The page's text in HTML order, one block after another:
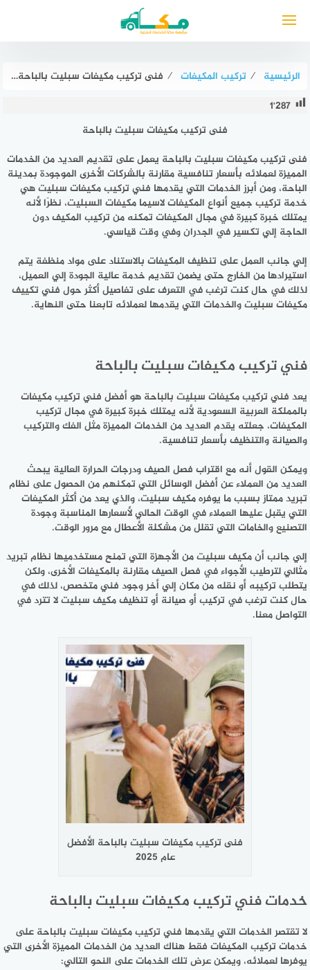
الرئيسية ⁄ تركيب المكيفات ⁄ فنى تركيب مكيفات سبليت بالباحة : للايجار | مكة لصيانة التكييفات
1٬287
فنى تركيب مكيفات سبليت بالباحة
فنى تركيب مكيفات سبليت بالباحة يعمل على تقديم العديد من الخدمات
المميزة لعملائه بأسعار تنافسية مقارنة بالشركات الأخرى الموجودة بمدينة
الباحة، ومن أبرز الخدمات التي يقدمها فني تركيب مكيفات سبليت هي
خدمة تركيب جميع أنواع المكيفات لاسيما مكيفات السبليت، نظرًا لأنه
يمتلك خبرة كبيرة في مجال المكيفات تمكنه من تركيب المكيف دون
الحاجة إلي تكسير في الجدران وفي وقت قياسي.
إلي جانب العمل على تنظيف المكيفات بالاستناد على مواد منظفة يتم
استيرادها من الخارج حتى يضمن تقديم خدمة عالية الجودة إلي العميل،
لذلك في حال كنت ترغب في التعرف على تفاصيل أكثر حول فني تكييف
مكيفات سبليت والخدمات التي يقدمها لعملائه تابعنا حتى النهاية.
فني تركيب مكيفات سبليت بالباحة
يعد فني تركيب مكيفات سبليت بالباحة هو أفضل فني تركيب مكيفات
بالمملكة العربية السعودية لأنه يمتلك خبرة كبيرة في مجال تركيب
المكيفات، جعلته يقدم العديد من الخدمات المميزة مثل الفك والتركيب
والصيانة والتنظيف بأسعار تنافسية.
ويمكن القول أنه مع اقتراب فصل الصيف ودرجات الحرارة العالية يبحث
العديد من العملاء عن أفضل الوسائل التي تمكنهم من الحصول على نظام
تبريد ممتاز بسبب ما يوفره مكيف سبليت، والذي يعد من أكثر المكيفات
التي يقبل عليها العملاء في الوقت الحالي لأسعارها المناسبة وجودة
التصنيع والخامات التي تقلل من مشكلة الأعطال مع مرور الوقت.
إلي جانب أن مكيف سبليت من الأجهزة التي تمنح مستخدميها نظام تبريد
مثالي لترطيب الأجواء في فصل الصيف مقارنة بالمكيفات الأخرى، ولكن
يتطلب تركيبه أو نقله من مكان إلي أخر وجود فني متخصص، لذلك في
حال كنت ترغب في تركيب أو صيانة أو تنظيف مكيف سبليت لا تترد في
التواصل معنا.
فنى تركيب مكيفات سبليت بالباحة الأفضل
عام 2025
خدمات فني تركيب مكيفات سبليت بالباحة
لا تقتصر الخدمات التي يقدمها فني تركيب مكيفات سبليت بالباحة على
خدمات تركيب المكيفات فقط هناك العديد من الخدمات المميزة الأخرى التي
يوفرها لعملائه، ويمكن عرض تلك الخدمات على النحو التالي: